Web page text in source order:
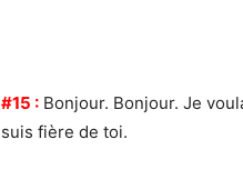
#15 : Bonjour. Bonjour. Je
suis fière de toi.